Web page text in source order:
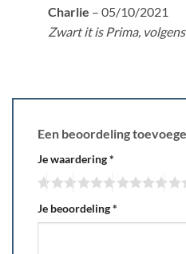
Gewaardeerd
5uit 5
Charlie – 05/10/2021
Zwart it is Prima,
Een beoordeling
Je waardering*
Je beoordeling*